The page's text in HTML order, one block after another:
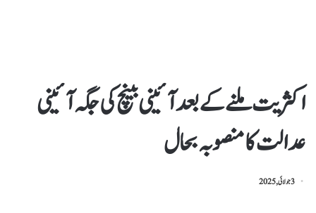
اکثریت ملنے کے بعد آئینی بینچ کی جگہ آئینی
عدالت کا منصوبہ بحال
3 جولائی, 2025